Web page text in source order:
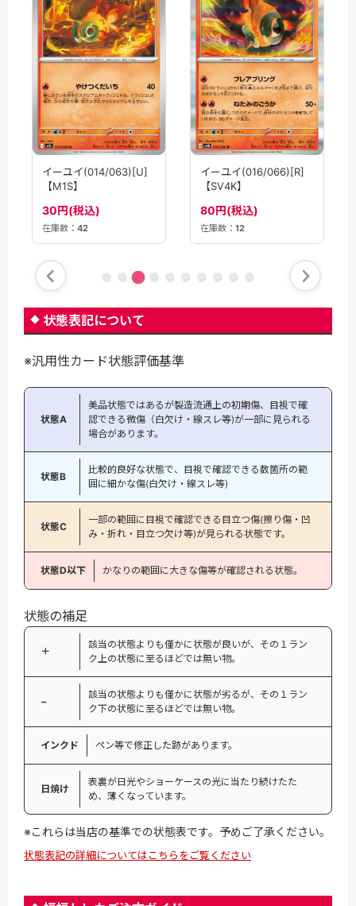
イーユイ(014/063)[U]
【M1S】
30円(税込)
在庫数： 42
イーユイ(016/066)[R]
【SV4K】
80円(税込)
在庫数： 12
状態表記について
※汎用性カード状態評価基準
状態A
美品状態ではあるが製造流通上の初期傷、目視で確
認できる微傷（白欠け・線スレ等)が一部に見られる
場合があります。
状態B
比較的良好な状態で、目視で確認できる数箇所の範
囲に細かな傷(白欠け・線スレ等)
状態C
一部の範囲に目視で確認できる目立つ傷(擦り傷・凹
み・折れ・目立つ欠け等)が見られる状態です。
状態D以下 かなりの範囲に大きな傷等が確認される状態。
状態の補足
＋
該当の状態よりも僅かに状態が良いが、その１ラン
ク上の状態に至るほどでは無い物。
−
該当の状態よりも僅かに状態が劣るが、その１ラン
ク下の状態に至るほどでは無い物。
インクド ペン等で修正した跡があります。
日焼け
表裏が日光やショーケースの光に当たり続けたた
め、薄くなっています。
※これらは当店の基準での状態表です。予めご了承ください。
状態表記の詳細についてはこちらをご覧ください